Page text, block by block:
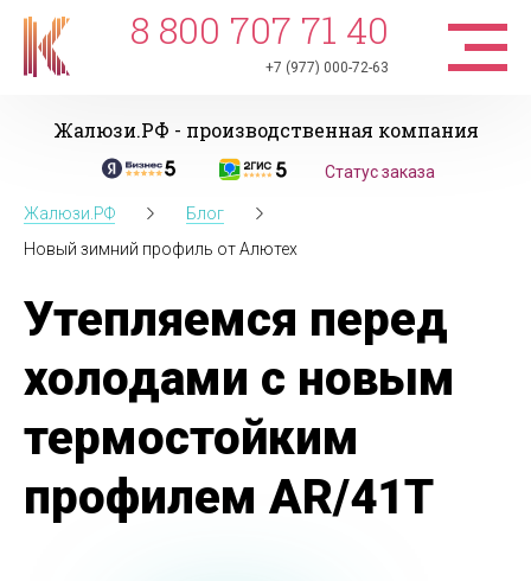
8 800 707 71 40
+7 (977) 000-72-63
Жалюзи.РФ - производственная компания
Статус заказа
Жалюзи.РФ
Блог
Новый зимний профиль от Алютех
Утепляемся перед
холодами с новым
термостойким
профилем AR/41T